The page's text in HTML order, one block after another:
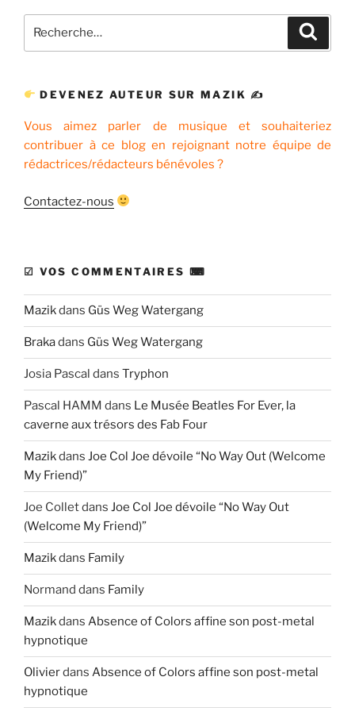
pour
DEVENEZ AUTEUR SUR MAZIK ✍
Vous aimez parler de musique et souhaiteriez
contribuer à ce blog en rejoignant notre équipe de
rédactrices/rédacteurs bénévoles ?
Contactez-nous
☑ VOS COMMENTAIRES ⌨
Mazikdans Güs Weg Watergang
Brakadans Güs Weg Watergang
Josia Pascal dans Tryphon
Pascal HAMM dans Le Musée Beatles For Ever, la
caverne aux trésors des Fab Four
Mazikdans Joe Col Joe dévoile “No Way Out (Welcome
My Friend)”
Joe Colletdans Joe Col Joe dévoile “No Way Out
(Welcome My Friend)”
Mazikdans Family
Normand dans Family
Mazikdans Absence of Colors affine son post-metal
hypnotique
Olivierdans Absence of Colors affine son post-metal
hypnotique